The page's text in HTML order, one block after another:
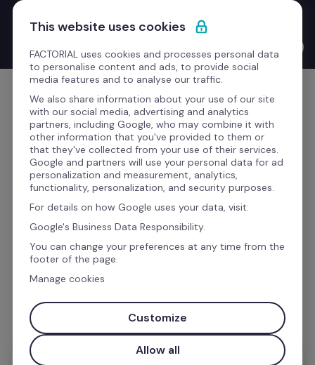
Saltar para o conteúdo
Novo Product Launches with the CEO: o Bernat Farrero
finalmente fala a tua língua. Literalmente — graças à IA.
Comece grátis
Gostaria de saber mais
sobre esta integração?
Preencha o formulário para receber todas as
informações desta integração, e melhore a
eficiência da sua empresa com a Factorial.
This website uses cookies
FACTORIAL uses cookies and processes personal data
to personalise content and ads, to provide social
media features and to analyse our traffic.
We also share information about your use of our site
with our social media, advertising and analytics
partners, including Google, who may combine it with
other information that you've provided to them or
that they've collected from your use of their services.
Google and partners will use your personal data for ad
personalization and measurement, analytics,
functionality, personalization, and security purposes.
For details on how Google uses your data, visit:
Google's Business Data Responsibility.
You can change your preferences at any time from the
footer of the page.
Manage cookies
Customize
Allow all